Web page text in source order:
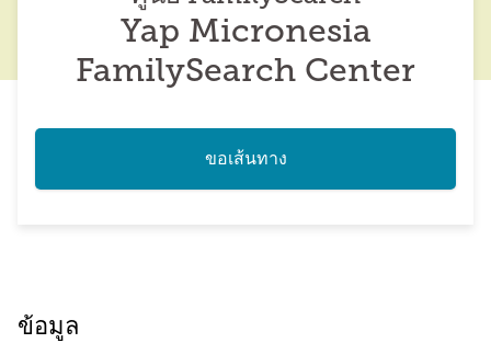
Yap Micronesia
FamilySearch Center
ขอเส้นทาง
ข้อมูล